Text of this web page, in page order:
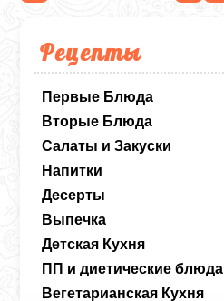
Рецепты
Первые Блюда
Вторые Блюда
Салаты и Закуски
Напитки
Десерты
Выпечка
Детская Кухня
ПП и диетические блюда
Вегетарианская Кухня